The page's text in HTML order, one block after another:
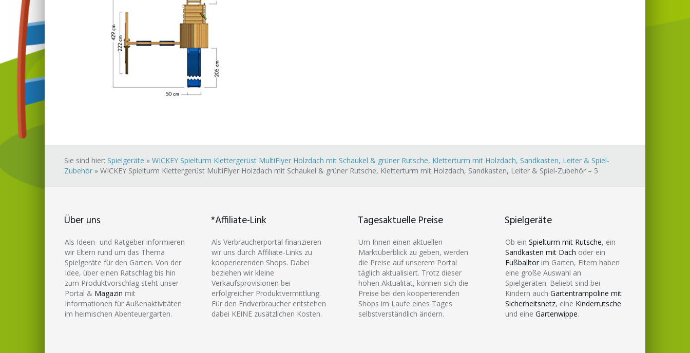
Sie sind hier: Spielgeräte » WICKEY Spielturm Klettergerüst MultiFlyer Holzdach mit Schaukel & grüner Rutsche, Kletterturm mit Holzdach, Sandkasten, Leiter & Spiel-
Zubehör » WICKEY Spielturm Klettergerüst MultiFlyer Holzdach mit Schaukel & grüner Rutsche, Kletterturm mit Holzdach, Sandkasten, Leiter & Spiel-Zubehör – 5
Über uns
Als Ideen- und Ratgeber informieren
wir Eltern rund um das Thema
Spielgeräte für den Garten. Von der
Idee, über einen Ratschlag bis hin
zum Produktvorschlag steht unser
Portal & Magazin mit
Informationen für Außenaktivitäten
im heimischen Abenteuergarten.
*Affiliate-Link
Als Verbraucherportal finanzieren
wir uns durch Affiliate-Links zu
kooperierenden Shops. Dabei
beziehen wir kleine
Verkaufsprovisionen bei
erfolgreicher Produktvermittlung.
Für den Endverbraucher entstehen
dabei KEINE zusätzlichen Kosten.
Tagesaktuelle Preise
Um Ihnen einen aktuellen
Marktüberblick zu geben, werden
die Preise auf unserem Portal
täglich aktualisiert. Trotz dieser
hohen Aktualität, können sich die
Preise bei den kooperierenden
Shops im Laufe eines Tages
selbstverständlich ändern.
Spielgeräte
Ob ein Spielturm mit Rutsche, ein
Sandkasten mit Dach oder ein
Fußballtor im Garten, Eltern haben
eine große Auswahl an
Spielgeräten. Beliebt sind bei
Kindern auch Gartentrampoline mit
Sicherheitsnetz, eine Kinderrutsche
und eine Gartenwippe.